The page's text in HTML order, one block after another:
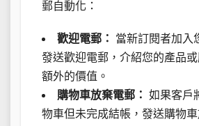
郵自動化：
歡迎電郵：
當新訂閱者加入
發送歡迎電郵，介紹您的產品
額外的價值。
購物車放棄電郵： 如果客戶
物車但未完成結帳，發送購物